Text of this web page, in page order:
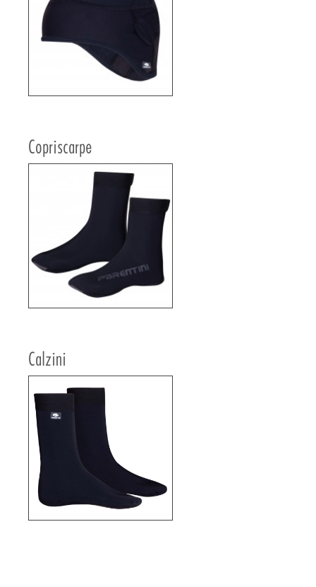
Copriscarpe
Calzini